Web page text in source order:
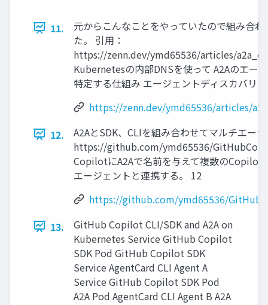
11.
元からこんなことをやっていたので組み合
た。 引用：
https://zenn.dev/ymd65536/articles/
Kubernetesの内部DNSを使って A2Aのエー
特定する仕組み エージェントディスカバリ
https://zenn.dev/ymd65536/articles/
12.
A2AとSDK、CLIを組み合わせてマルチエー
https://github.com/ymd65536/
CopilotにA2Aで名前を与えて複数のCopilot
エージェントと連携する。 12
https://github.com/ymd65536/
13.
GitHub Copilot CLI/SDK and A2A on
Kubernetes Service GitHub Copilot
SDK Pod GitHub Copilot SDK
Service AgentCard CLI Agent A
Service GitHub Copilot SDK Pod
A2A Pod AgentCard CLI Agent B A2A